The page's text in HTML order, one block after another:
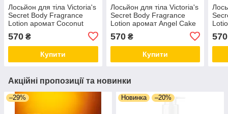
Лосьйон для тіла Victoria's
Secret Body Fragrance
Lotion аромат Coconut
570 ₴
Купити
Лосьйон для тіла Victoria's
Secret Body Fragrance
Lotion аромат Angel Cake
570₴
Купити
570
Акційні пропозиції та новинки
–29% Новинка –20%